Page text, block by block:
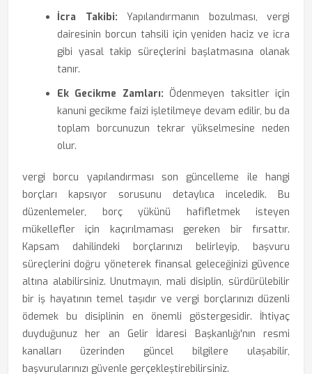
İcra Takibi: Yapılandırmanın bozulması, vergi
dairesinin borcun tahsili için yeniden haciz ve icra
gibi yasal takip süreçlerini başlatmasına olanak
tanır.
Ek Gecikme Zamları: Ödenmeyen taksitler için
kanuni gecikme faizi işletilmeye devam edilir, bu da
toplam borcunuzun tekrar yükselmesine neden
olur.
vergi borcu yapılandırması son güncelleme ile hangi
borçları kapsıyor sorusunu detaylıca inceledik. Bu
düzenlemeler, borç yükünü hafifletmek isteyen
mükellefler için kaçırılmaması gereken bir fırsattır.
Kapsam dahilindeki borçlarınızı belirleyip, başvuru
süreçlerini doğru yöneterek finansal geleceğinizi güvence
altına alabilirsiniz. Unutmayın, mali disiplin, sürdürülebilir
bir iş hayatının temel taşıdır ve vergi borçlarınızı düzenli
ödemek bu disiplinin en önemli göstergesidir. İhtiyaç
duyduğunuz her an Gelir İdaresi Başkanlığı'nın resmi
kanalları üzerinden güncel bilgilere ulaşabilir,
başvurularınızı güvenle gerçekleştirebilirsiniz.